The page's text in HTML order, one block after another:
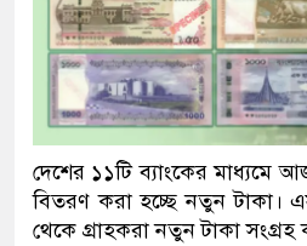
দেশের ১১টি ব্যাংকের
বিতরণ করা হচ্ছে নতুন টাকা।
থেকে গ্রাহকরা নতুন টাকা